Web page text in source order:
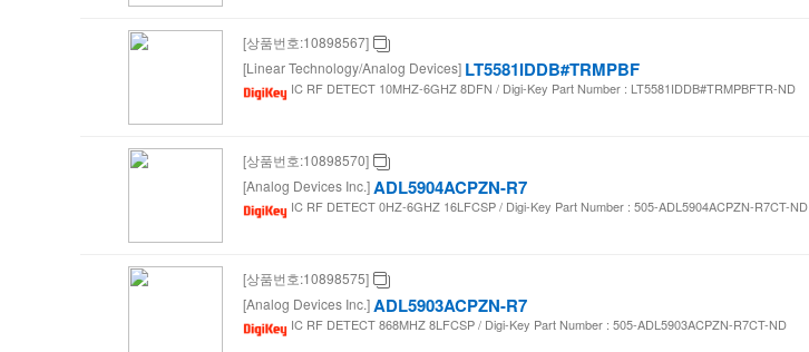
[상품번호:10898567]
[Linear Technology/Analog Devices] LT5581IDDB#TRMPBF
IC RF DETECT 10MHZ-6GHZ 8DFN / Digi-Key Part Number : LT5581IDDB#TRMPBFTR-ND
[상품번호:10898570]
[Analog Devices Inc.]ADL5904ACPZN-R7
IC RF DETECT 0HZ-6GHZ 16LFCSP / Digi-Key Part Number : 505-ADL5904ACPZN-R7CT-ND
[상품번호:10898575]
[Analog Devices Inc.]ADL5903ACPZN-R7
IC RF DETECT 868MHZ 8LFCSP / Digi-Key Part Number : 505-ADL5903ACPZN-R7CT-ND